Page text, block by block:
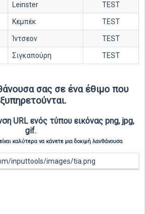
Leinster TEST
Κεμπέκ TEST
Ίντσεον TEST
Σιγκαπούρη TEST
σας σε ένα έθιμο που
URL ενός τύπου εικόνας png, jpg,
gif.
καλύτερα να κάνετε μια δοκιμή λανθάνουσα